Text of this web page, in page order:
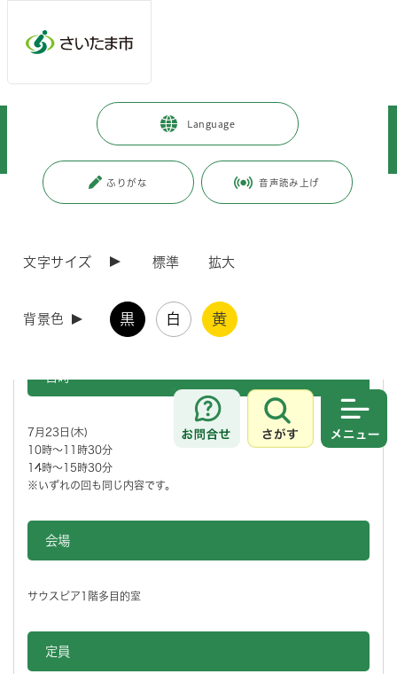
Language
ふりがな 音声読み上げ
文字サイズ 標準 拡大
背景色 黒 白 黄
お問合せ
さがす
観光・スポーツ・文化 > 観光 イベント案内
イベントカレンダー
更新日付：2026年7月3日 / ページ番号：C130234
室」を開催します！
区の花「ヒマワリ」と夏の草花を使った寄せ植えや、講師による実習を
交えながら、ガーデニングの初歩を学びます。
7月23日(木)
10時～11時30分
14時～15時30分
※いずれの回も同じ内容です。
会場
サウスピア1階多目的室
定員